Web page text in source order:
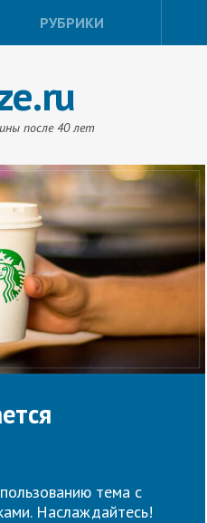
РУБРИКИ
после 40 лет
тема с
Наслаждайтесь!